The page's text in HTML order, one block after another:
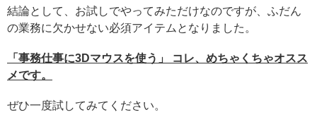
結論として、お試しでやってみただけなのですが、ふだん
の業務に欠かせない必須アイテムとなりました。
「事務仕事に3Dマウスを使う」 コレ、めちゃくちゃオスス
メです。
ぜひ一度試してみてください。